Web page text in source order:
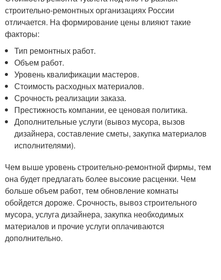
строительно-ремонтных организациях России
отличается. На формирование цены влияют такие
факторы:
Тип ремонтных работ.
Объем работ.
Уровень квалификации мастеров.
Стоимость расходных материалов.
Срочность реализации заказа.
Престижность компании, ее ценовая политика.
Дополнительные услуги (вывоз мусора, вызов
дизайнера, составление сметы, закупка материалов
исполнителями).
Чем выше уровень строительно-ремонтной фирмы, тем
она будет предлагать более высокие расценки. Чем
больше объем работ, тем обновление комнаты
обойдется дороже. Срочность, вывоз строительного
мусора, услуга дизайнера, закупка необходимых
материалов и прочие услуги оплачиваются
дополнительно.